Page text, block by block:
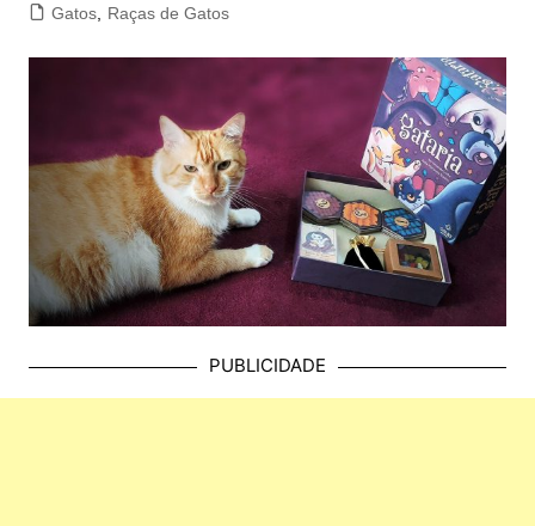
Gatos, Raças de Gatos
PUBLICIDADE